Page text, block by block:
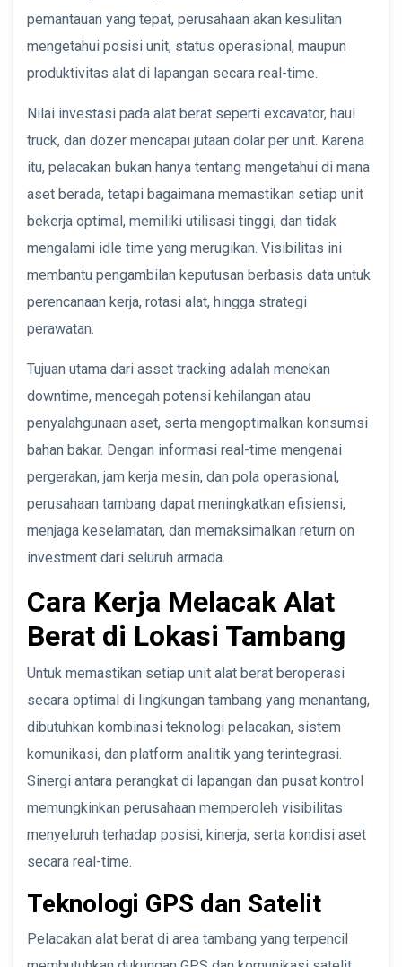
pemantauan yang tepat, perusahaan akan kesulitan
mengetahui posisi unit, status operasional, maupun
produktivitas alat di lapangan secara real-time.
Nilai investasi pada alat berat seperti excavator, haul
truck, dan dozer mencapai jutaan dolar per unit. Karena
itu, pelacakan bukan hanya tentang mengetahui di mana
aset berada, tetapi bagaimana memastikan setiap unit
bekerja optimal, memiliki utilisasi tinggi, dan tidak
mengalami idle time yang merugikan. Visibilitas ini
membantu pengambilan keputusan berbasis data untuk
perencanaan kerja, rotasi alat, hingga strategi
perawatan.
Tujuan utama dari asset tracking adalah menekan
downtime, mencegah potensi kehilangan atau
penyalahgunaan aset, serta mengoptimalkan konsumsi
bahan bakar. Dengan informasi real-time mengenai
pergerakan, jam kerja mesin, dan pola operasional,
perusahaan tambang dapat meningkatkan efisiensi,
menjaga keselamatan, dan memaksimalkan return on
investment dari seluruh armada.
Cara Kerja Melacak Alat
Berat di Lokasi Tambang
Untuk memastikan setiap unit alat berat beroperasi
secara optimal di lingkungan tambang yang menantang,
dibutuhkan kombinasi teknologi pelacakan, sistem
komunikasi, dan platform analitik yang terintegrasi.
Sinergi antara perangkat di lapangan dan pusat kontrol
memungkinkan perusahaan memperoleh visibilitas
menyeluruh terhadap posisi, kinerja, serta kondisi aset
secara real-time.
Teknologi GPS dan Satelit
Pelacakan alat berat di area tambang yang terpencil